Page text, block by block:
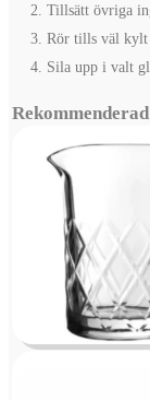
Tillsätt övriga
Rör tills väl kylt
Sila upp i valt